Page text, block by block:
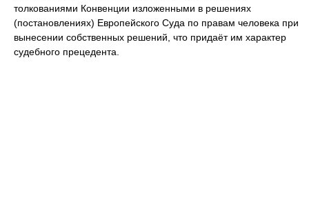
толкованиями Конвенции изложенными в решениях
(постановлениях) Европейского Суда по правам человека при
вынесении собственных решений, что придаёт им характер
судебного прецедента.